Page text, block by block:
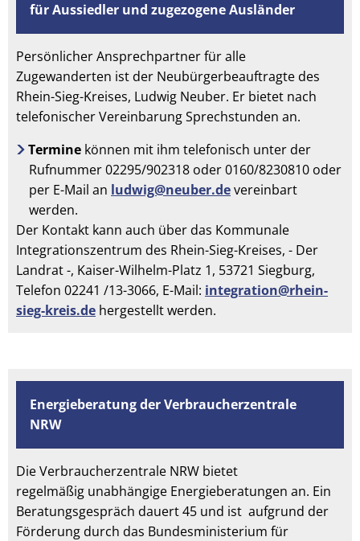
für Aussiedler und zugezogene Ausländer
Persönlicher Ansprechpartner für alle
Zugewanderten ist der Neubürgerbeauftragte des
Rhein-Sieg-Kreises, Ludwig Neuber. Er bietet nach
telefonischer Vereinbarung Sprechstunden an.
Termine können mit ihm telefonisch unter der
Rufnummer 02295/902318 oder 0160/8230810 oder
per E-Mail an ludwig@neuber.devereinbart
werden.
Der Kontakt kann auch über das Kommunale
Integrationszentrum des Rhein-Sieg-Kreises, - Der
Landrat -, Kaiser-Wilhelm-Platz 1, 53721 Siegburg,
Telefon 02241 /13-3066, E-Mail: integration@rhein-
sieg-kreis.de hergestellt werden.
Energieberatung der Verbraucherzentrale
NRW
Die Verbraucherzentrale NRW bietet
regelmäßig unabhängige Energieberatungen an. Ein
Beratungsgespräch dauert 45 und ist aufgrund der
Förderung durch das Bundesministerium für